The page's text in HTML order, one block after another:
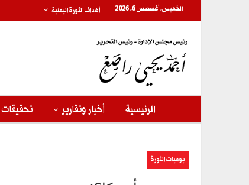
الخميس, أغسطس 6, 2026 أهداف الثورة اليمنية
الرئيسية أخبار وتقارير
يوميات الثورة